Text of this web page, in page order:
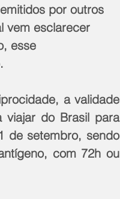
por outros
vem esclarecer
esse
a validade
viajar do Brasil para
de setembro, sendo
com 72h ou